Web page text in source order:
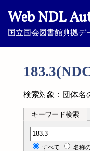
Web NDL
国立国会図書館典拠デ
検索対象：団体名
キーワード検索
分類記号検索
すべて 名称